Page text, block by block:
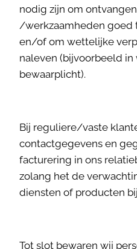
nodig zijn om
/werkzaamheden goed
en/of om wettelijke
naleven (bijvoorbeeld
bewaarplicht).
Bij reguliere/vaste
contactgegevens en
facturering in ons
zolang het de
diensten of producten
Tot slot bewaren wij